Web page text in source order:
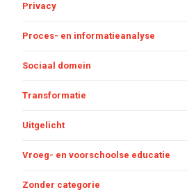
Privacy
Proces- en informatieanalyse
Sociaal domein
Transformatie
Uitgelicht
Vroeg- en voorschoolse educatie
Zonder categorie